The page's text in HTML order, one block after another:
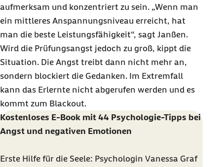
aufmerksam und konzentriert zu sein. „Wenn man
ein mittleres Anspannungsniveau erreicht, hat
man die beste Leistungsfähigkeit“, sagt Janßen.
Wird die Prüfungsangst jedoch zu groß, kippt die
Situation. Die Angst treibt dann nicht mehr an,
sondern blockiert die Gedanken. Im Extremfall
kann das Erlernte nicht abgerufen werden und es
kommt zum Blackout.
Kostenloses E-Book mit 44 Psychologie-Tipps bei
Angst und negativen Emotionen
Erste Hilfe für die Seele: Psychologin Vanessa Graf